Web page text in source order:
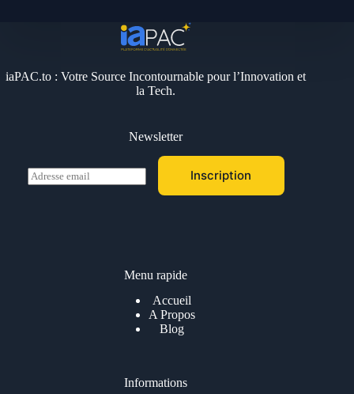
iaPAC.to : Votre Source Incontournable pour l’Innovation et
la Tech.
Newsletter
E
m
Inscription
Menu rapide
Accueil
A Propos
Blog
Informations